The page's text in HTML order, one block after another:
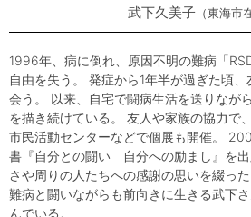
武下久美子 東海市
1996年、病に倒れ、原因不明の難病「
自由を失う。 発症から1年半が過ぎた頃
会う。 以来、自宅で闘病生活を送りなが
を描き続けている。 友人や家族の協力で
市民活動センターなどで個展も開催。
書『自分との闘い 自分への励まし』を
さや周りの人たちへの感謝の思いを綴っ
難病と闘いながらも前向きに生きる武下
んでいる。